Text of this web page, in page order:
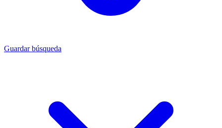
Guardar búsqueda